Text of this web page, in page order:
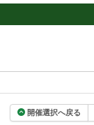
開催選択へ戻る